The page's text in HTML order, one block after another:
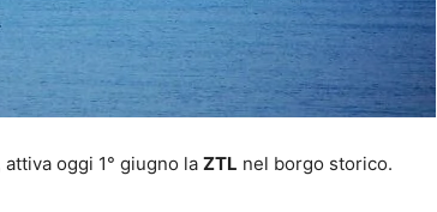
oggi 1° giugno la ZTL nel borgo storico.